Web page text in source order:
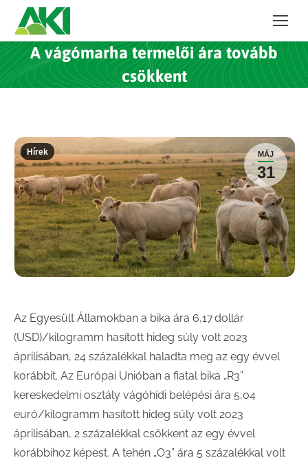
A vágómarha termelői ára tovább
csökkent
MÁJ
31
Hírek
Az Egyesült Államokban a bika ára 6,17 dollár
(USD)/kilogramm hasított hideg súly volt 2023
áprilisában, 24 százalékkal haladta meg az egy évvel
korábbit. Az Európai Unióban a fiatal bika „R3”
kereskedelmi osztály vágóhídi belépési ára 5,04
euró/kilogramm hasított hideg súly volt 2023
áprilisában, 2 százalékkal csökkent az egy évvel
korábbihoz képest. A tehén „O3” ára 5 százalékkal volt